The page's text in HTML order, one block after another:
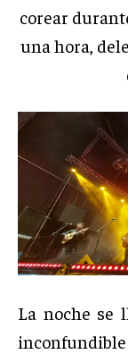
corear
una hora,
La noche se